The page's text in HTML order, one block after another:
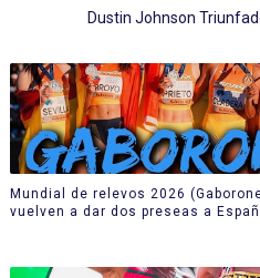
Dustin Johnson
Mundial de relevos 2026
vuelven a dar dos preseas a